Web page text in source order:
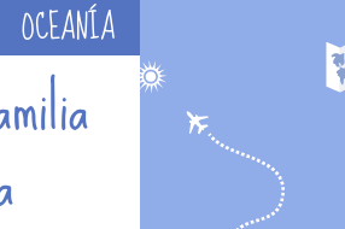
OCEANÍA